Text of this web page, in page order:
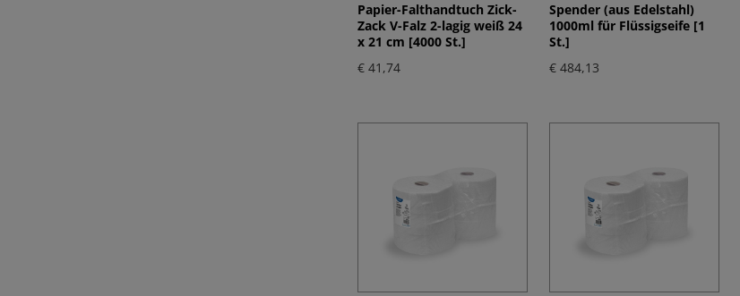
Papier-Falthandtuch Zick-
Zack V-Falz 2-lagig weiß 24
x 21 cm [4000 St.]
€ 41,74
Spender (aus Edelstahl)
1000ml für Flüssigseife [1
St.]
€ 484,13